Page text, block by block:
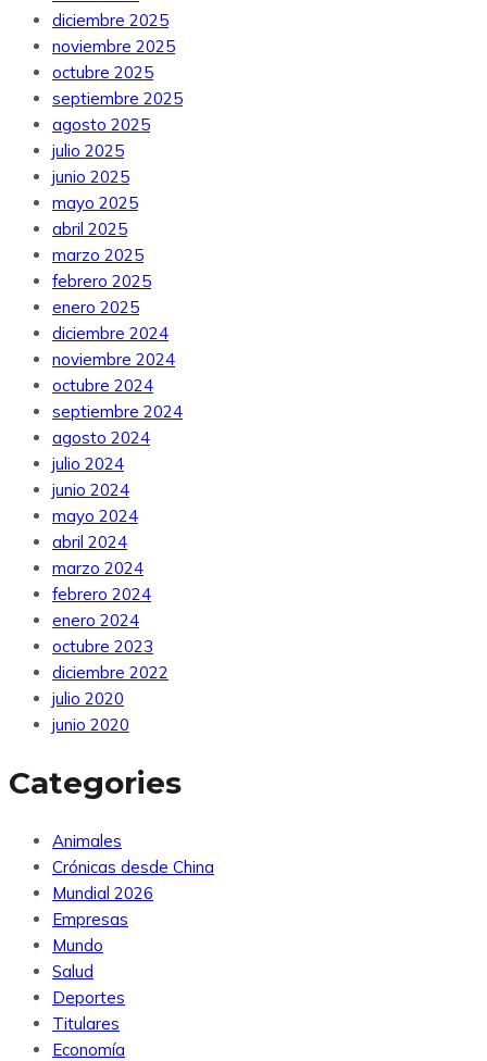
diciembre 2025
noviembre 2025
octubre 2025
septiembre 2025
agosto 2025
julio 2025
junio 2025
mayo 2025
abril 2025
marzo 2025
febrero 2025
enero 2025
diciembre 2024
noviembre 2024
octubre 2024
septiembre 2024
agosto 2024
julio 2024
junio 2024
mayo 2024
abril 2024
marzo 2024
febrero 2024
enero 2024
octubre 2023
diciembre 2022
julio 2020
junio 2020
Categories
Animales
Crónicas desde China
Mundial 2026
Empresas
Mundo
Salud
Deportes
Titulares
Economía